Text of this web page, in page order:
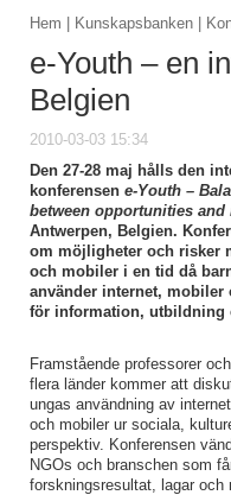
Hem | Kunskapsbanken |
e-Youth – en
Belgien
2010-03-03 15:34
Den 27-28 maj hålls den
konferensen e-Youth –
between opportunities and
Antwerpen, Belgien.
om möjligheter och risker
och mobiler i en tid då
använder internet, mobiler
för information, utbildning
Framstående professorer
flera länder kommer att
ungas användning av
och mobiler ur sociala,
perspektiv. Konferensen
NGOs och branschen som
forskningsresultat, lagar och